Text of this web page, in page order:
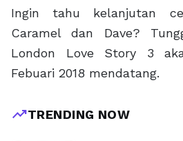
Ingin tahu kelanjutan
Caramel dan Dave?
London Love Story 3
Febuari 2018 mendatang.
trending_upTRENDING NOW